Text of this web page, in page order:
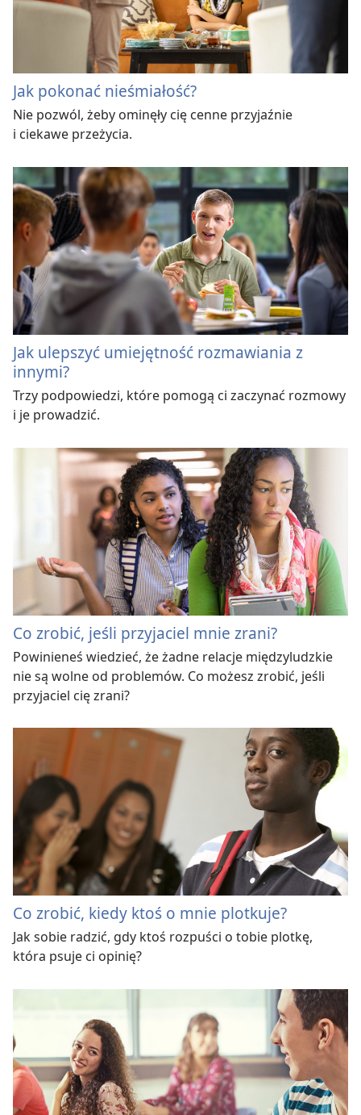
Jak pokonać nieśmiałość?
Nie pozwól, żeby ominęły cię cenne przyjaźnie
i ciekawe przeżycia.
Jak ulepszyć umiejętność rozmawiania z
innymi?
Trzy podpowiedzi, które pomogą ci zaczynać rozmowy
i je prowadzić.
Co zrobić, jeśli przyjaciel mnie zrani?
Powinieneś wiedzieć, że żadne relacje międzyludzkie
nie są wolne od problemów. Co możesz zrobić, jeśli
przyjaciel cię zrani?
Co zrobić, kiedy ktoś o mnie plotkuje?
Jak sobie radzić, gdy ktoś rozpuści o tobie plotkę,
która psuje ci opinię?